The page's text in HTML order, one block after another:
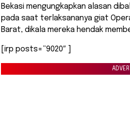
Bekasi mengungkapkan alasan
pada saat terlaksananya giat
Barat, dikala mereka hendak
[irp posts=”9020″ ]